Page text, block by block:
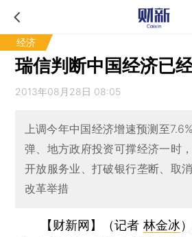
经济
瑞信判断中国经济已
2013年08月28日 08:05
上调今年中国经济增速预测至
弹、地方政府投资可撑经济一时
开放服务业、打破银行垄断、取
改革举措
【财新网】（记者 林金冰）